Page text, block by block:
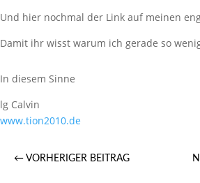
Und hier nochmal der Link auf meinen
Damit ihr wisst warum ich gerade so
In diesem Sinne
lg Calvin
www.tion2010.de
← VORHERIGER BEITRAG